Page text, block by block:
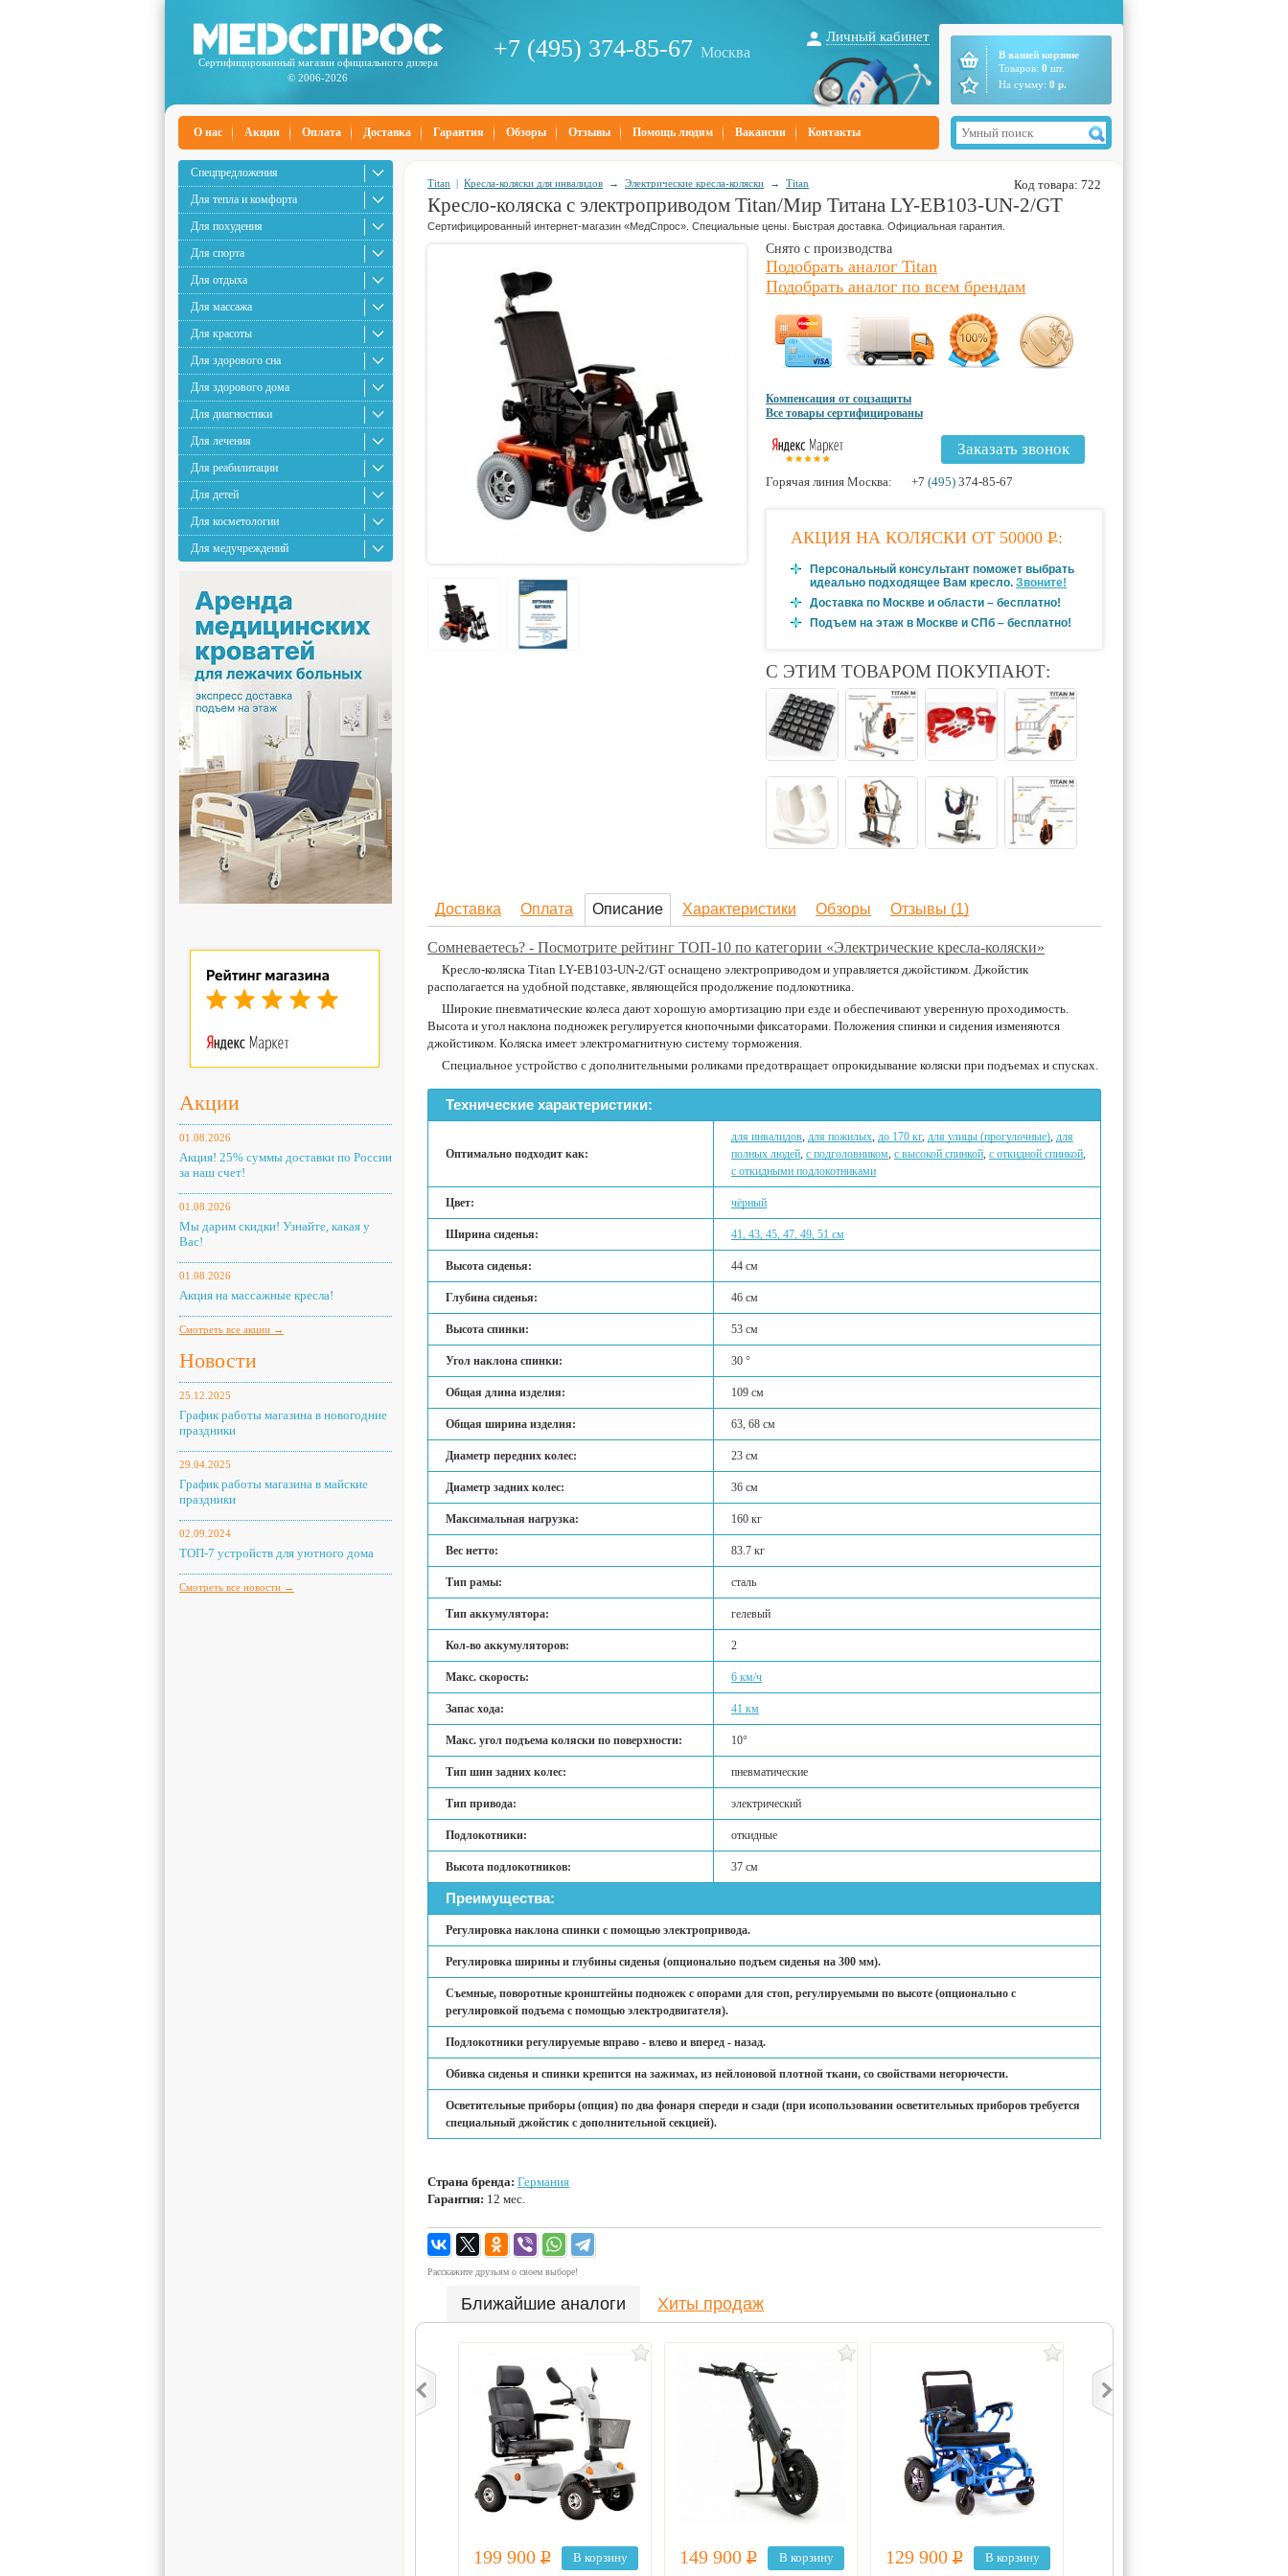
Сертифицированный магазин официального дилера
© 2006-2026
+7 (495) 374-85-67 Москва
Личный кабинет
В вашей корзине
Товаров: 0 шт.
На сумму: 0 р.
О нас Акции Оплата Доставка Гарантия Обзоры Отзывы Помощь людям Вакансии Контакты
Спецпредложения
Для тепла и комфорта
Для похудения
Для спорта
Для отдыха
Для массажа
Для красоты
Для здорового сна
Для здорового дома
Для диагностики
Для лечения
Для реабилитации
Для детей
Для косметологии
Для медучреждений
Акции
01.08.2026
Акция! 25% суммы доставки по России
за наш счет!
01.08.2026
Мы дарим скидки! Узнайте, какая у
Вас!
01.08.2026
Акция на массажные кресла!
Смотреть все акции →
Новости
25.12.2025
График работы магазина в новогодние
праздники
29.04.2025
График работы магазина в майские
праздники
02.09.2024
ТОП-7 устройств для уютного дома
Смотреть все новости →
Код товара: 722
Titan | Кресла-коляски для инвалидов → Электрические кресла-коляски → Titan
Кресло-коляска с электроприводом Titan/Мир Титана LY-EB103-UN-2/GT
Сертифицированный интернет-магазин «МедСпрос». Специальные цены. Быстрая доставка. Официальная гарантия.
Снято с производства
Подобрать аналог Titan
Подобрать аналог по всем брендам
Компенсация от соцзащиты
Все товары сертифицированы
Заказать звонок
Горячая линия Москва: +7 (495) 374-85-67
АКЦИЯ НА КОЛЯСКИ ОТ 50000 Р:
Персональный консультант поможет выбрать
идеально подходящее Вам кресло. Звоните!
Доставка по Москве и области – бесплатно!
Подъем на этаж в Москве и СПб – бесплатно!
С ЭТИМ ТОВАРОМ ПОКУПАЮТ:
Доставка Оплата Описание Характеристики Обзоры Отзывы (1)
Сомневаетесь? - Посмотрите рейтинг ТОП-10 по категории «Электрические кресла-коляски»
Кресло-коляска Titan LY-EB103-UN-2/GT оснащено электроприводом и управляется джойстиком. Джойстик
располагается на удобной подставке, являющейся продолжение подлокотника.
Широкие пневматические колеса дают хорошую амортизацию при езде и обеспечивают уверенную проходимость.
Высота и угол наклона подножек регулируется кнопочными фиксаторами. Положения спинки и сидения изменяются
джойстиком. Коляска имеет электромагнитную систему торможения.
Специальное устройство с дополнительными роликами предотвращает опрокидывание коляски при подъемах и спусках.
Технические характеристики:
Оптимально подходит как:
для инвалидов, для пожилых, до 170 кг, для улицы (прогулочные), для
полных людей, с подголовником, с высокой спинкой, с откидной спинкой,
с откидными подлокотниками
Цвет: чёрный
Ширина сиденья: 41, 43, 45, 47, 49, 51 см
Высота сиденья: 44 см
Глубина сиденья: 46 см
Высота спинки: 53 см
Угол наклона спинки: 30 °
Общая длина изделия: 109 см
Общая ширина изделия: 63, 68 см
Диаметр передних колес: 23 см
Диаметр задних колес: 36 см
Максимальная нагрузка: 160 кг
Вес нетто: 83.7 кг
Тип рамы: сталь
Тип аккумулятора: гелевый
Кол-во аккумуляторов: 2
Макс. скорость: 6 км/ч
Запас хода: 41 км
Макс. угол подъема коляски по поверхности: 10°
Тип шин задних колес: пневматические
Тип привода: электрический
Подлокотники: откидные
Высота подлокотников: 37 см
Преимущества:
Регулировка наклона спинки с помощью электропривода.
Регулировка ширины и глубины сиденья (опционально подъем сиденья на 300 мм).
Съемные, поворотные кронштейны подножек с опорами для стоп, регулируемыми по высоте (опционально с
регулировкой подъема с помощью электродвигателя).
Подлокотники регулируемые вправо - влево и вперед - назад.
Обивка сиденья и спинки крепится на зажимах, из нейлоновой плотной ткани, со свойствами негорючести.
Осветительные приборы (опция) по два фонаря спереди и сзади (при исопользовании осветительных приборов требуется
специальный джойстик с дополнительной секцией).
Страна бренда: Германия
Гарантия: 12 мес.
Расскажите друзьям о своем выборе!
Ближайшие аналоги Хиты продаж
199 900 Р В корзину 149 900 Р В корзину 129 900 Р В корзину